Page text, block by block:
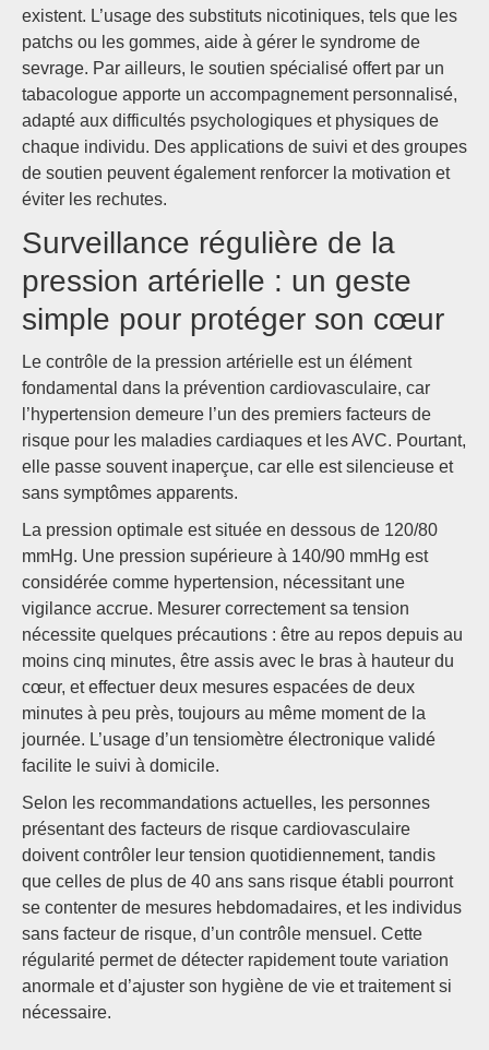
existent. L’usage des substituts nicotiniques, tels que les
patchs ou les gommes, aide à gérer le syndrome de
sevrage. Par ailleurs, le soutien spécialisé offert par un
tabacologue apporte un accompagnement personnalisé,
adapté aux difficultés psychologiques et physiques de
chaque individu. Des applications de suivi et des groupes
de soutien peuvent également renforcer la motivation et
éviter les rechutes.
Surveillance régulière de la
pression artérielle : un geste
simple pour protéger son cœur
Le contrôle de la pression artérielle est un élément
fondamental dans la prévention cardiovasculaire, car
l’hypertension demeure l’un des premiers facteurs de
risque pour les maladies cardiaques et les AVC. Pourtant,
elle passe souvent inaperçue, car elle est silencieuse et
sans symptômes apparents.
La pression optimale est située en dessous de 120/80
mmHg. Une pression supérieure à 140/90 mmHg est
considérée comme hypertension, nécessitant une
vigilance accrue. Mesurer correctement sa tension
nécessite quelques précautions : être au repos depuis au
moins cinq minutes, être assis avec le bras à hauteur du
cœur, et effectuer deux mesures espacées de deux
minutes à peu près, toujours au même moment de la
journée. L’usage d’un tensiomètre électronique validé
facilite le suivi à domicile.
Selon les recommandations actuelles, les personnes
présentant des facteurs de risque cardiovasculaire
doivent contrôler leur tension quotidiennement, tandis
que celles de plus de 40 ans sans risque établi pourront
se contenter de mesures hebdomadaires, et les individus
sans facteur de risque, d’un contrôle mensuel. Cette
régularité permet de détecter rapidement toute variation
anormale et d’ajuster son hygiène de vie et traitement si
nécessaire.